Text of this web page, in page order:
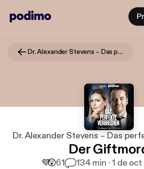
Dr. Alexander Stevens – Das perfekte Verbrechen
Dr. Alexander Stevens – Das
Der
💜😲61 134 min · 1 de